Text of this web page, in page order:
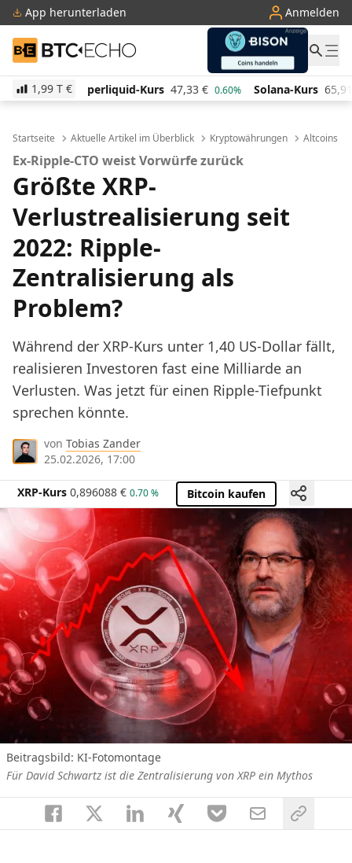
App herunterladen Anmelden
BTC-ECHO
1,99 T €
Kurs 47,33 0.60% Solana-Kurs 65,91 € 2.30% TRON-Kurs
Startseite Aktuelle Artikel im Überblick Kryptowährungen Altcoins
Ex-Ripple-CTO weist Vorwürfe zurück
Größte XRP-
Verlustrealisierung seit
2022: Ripple-
Zentralisierung als
Problem?
Während der XRP-Kurs unter 1,40 US-Dollar fällt,
realisieren Investoren fast eine Milliarde an
Verlusten. Was jetzt für einen Ripple-Tiefpunkt
sprechen könnte.
von Tobias Zander
25.02.2026, 17:00
XRP-Kurs 0,896088 € 0.70 % Bitcoin kaufen
Beitragsbild: KI-Fotomontage
Für David Schwartz ist die Zentralisierung von XRP ein Mythos